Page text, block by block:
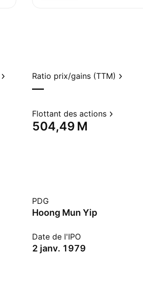
Ratio prix/gains (TTM)
—
Flottant des actions
‪504,49 M‬
PDG
Hoong Mun Yip
Date de l'IPO
2 janv. 1979